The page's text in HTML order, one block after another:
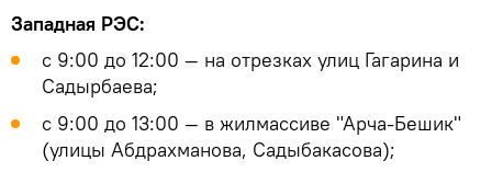
Западная РЭС:
с 9:00 до 12:00 — на отрезках улиц Гагарина и
Садырбаева;
с 9:00 до 13:00 — в жилмассиве "Арча-Бешик"
(улицы Абдрахманова, Садыбакасова);